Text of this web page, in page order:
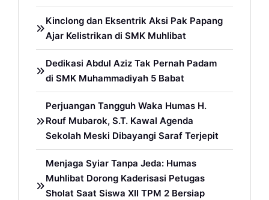
Kinclong dan Eksentrik Aksi Pak Papang
Ajar Kelistrikan di SMK Muhlibat
Dedikasi Abdul Aziz Tak Pernah Padam
di SMK Muhammadiyah 5 Babat
Perjuangan Tangguh Waka Humas H.
Rouf Mubarok, S.T. Kawal Agenda
Sekolah Meski Dibayangi Saraf Terjepit
Menjaga Syiar Tanpa Jeda: Humas
Muhlibat Dorong Kaderisasi Petugas
Sholat Saat Siswa XII TPM 2 Bersiap